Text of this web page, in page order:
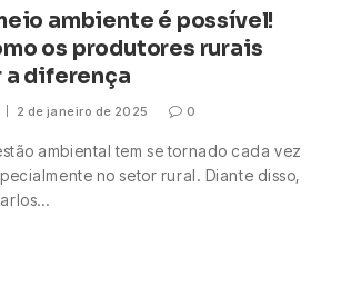
ambiente é possível!
os produtores rurais
a diferença
2 de janeiro de 2025 0
ambiental tem se tornado cada vez
no setor rural. Diante disso,